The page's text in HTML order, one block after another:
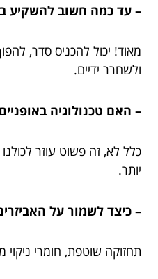
– עד כמה חשוב להשקיע
מאוד! יכול להכניס סדר,
ולשחרר ידיים.
– האם טכנולוגיה
כלל לא, זה פשוט עוזר
יותר.
– כיצד לשמור על
תחזוקה שוטפת, חומרי